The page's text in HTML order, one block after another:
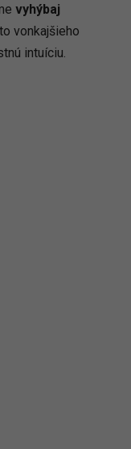
vyhýbaj
vonkajšieho
intuíciu.